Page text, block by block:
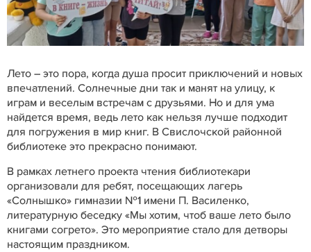
Лето – это пора, когда душа просит приключений и новых
впечатлений. Солнечные дни так и манят на улицу, к
играм и веселым встречам с друзьями. Но и для ума
найдется время, ведь лето как нельзя лучше подходит
для погружения в мир книг. В Свислочской районной
библиотеке это прекрасно понимают.
В рамках летнего проекта чтения библиотекари
организовали для ребят, посещающих лагерь
«Солнышко» гимназии №1 имени П. Василенко,
литературную беседку «Мы хотим, чтоб ваше лето было
книгами согрето». Это мероприятие стало для детворы
настоящим праздником.